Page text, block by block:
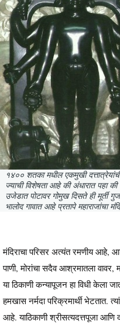
१४०० शतका मधील एकमुखी दत्तात्रेयांची
ज्याची विशेषता आहे की अंधारात पहा की
उजेडात पोटावर गोमुख दिसते ही मूर्ती
भालोद गावात आहे प्रतापे महाराजांचा
मंदिराचा परिसर अत्यंत रमणीय आहे,
पाणी, मोरांचा सदैव आश्रमातला वावर,
या ठिकाणी कन्यापूजन हा विधी केला
हमखास नर्मदा परिक्रमार्थी भेटतात.
आहे. याठिकाणी श्रीसत्यदत्तपूजा आणि